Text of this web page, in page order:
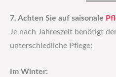
7. Achten Sie auf saisonale
Je nach Jahreszeit benötigt
unterschiedliche Pflege:
Im Winter: